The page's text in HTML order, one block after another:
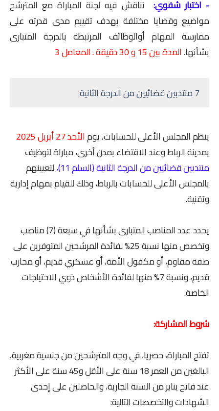
- اختبار شفوي: تناقش فيه لجنة المباراة مع المترشح
مواضيع وقضايا مختلفة بهدف تقييم مدى قدرته على
ممارسة المهام أوالوظائف المرتبطة بالدرجة المتبارى
بشأنها.المدة بين 15 و 30 دقيقة . المعامل 3
7 منتدبين قضائيين من الدرجة الثانية
ينظم المجلس الأعلى للحسابات، يومالأحد 27 أبريل 2025
بمدينة الرباط وعند الاقتضاء بمدن أخرى، مباراة لتوظيف
منتدبين قضائيين من الدرجة الثانية (السلم 11)،
لتعيينهم
بالمجلس الأعلى للحسابات بالرباط، وذلك للقيام بمهام إدارية
وتقنية.
يحدد عدد المناصب المتبارى بشأنها في سبعة (7) مناصب
وتخصص منها نسبة 25% لفائدة المرشحين المتوفرين على
صفة مقاوم، أو مكفول الأمة، أو عسكري قديم، أو محارب
قديم، ونسبة 7% منها لفائدة الأشخاص ذوي الاحتياجات
الخاصة.
شروط المشاركة:
تفتح المباراة، حصريا، في وجه المترشحين من جنسية مغربية،
البالغين من العمر 18 سنة على الأقل و45 سنة على الأكثر
عند فاتح يناير من السنة الجارية، والحاصلين على إحدى
الشهادات والتخصصات التالية: